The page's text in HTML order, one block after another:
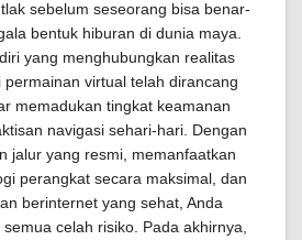
sebelum seseorang bisa benar-
bentuk hiburan di dunia maya.
yang menghubungkan realitas
virtual telah dirancang
memadukan tingkat keamanan
navigasi sehari-hari. Dengan
jalur yang resmi, memanfaatkan
perangkat secara maksimal, dan
berinternet yang sehat, Anda
celah risiko. Pada akhirnya,